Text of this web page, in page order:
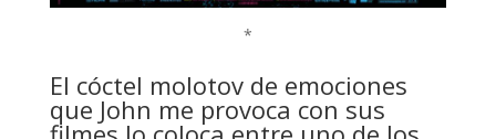
*
El cóctel molotov de emociones
que John me provoca con sus